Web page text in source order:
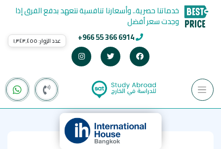
+966 55 366 6914
خدماتنا حصرية.. وأسعارنا تنافسية نتعهد بدفع الفرق إذا
وجدت سعر أفضل
عدد الزوار: ١٬٣٤٣٬٤٥٥